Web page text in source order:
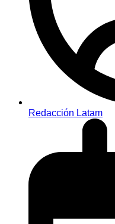
Redacción Latam